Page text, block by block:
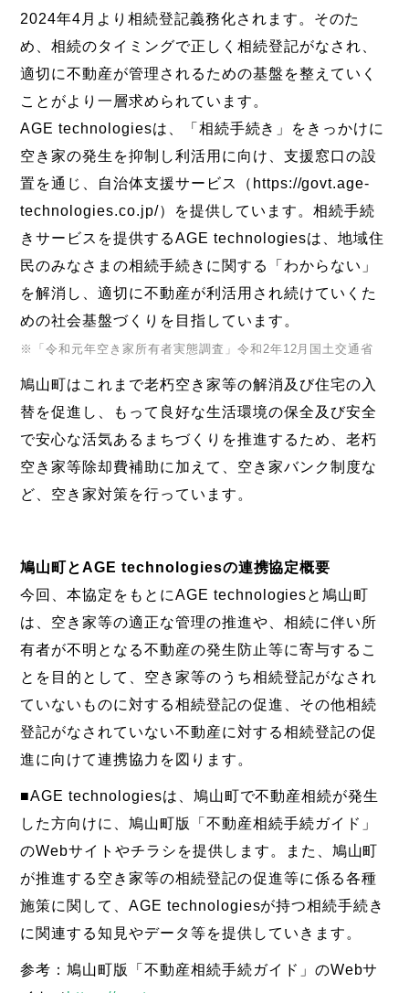
2024年4月より相続登記義務化されます。そのた
め、相続のタイミングで正しく相続登記がなされ、
適切に不動産が管理されるための基盤を整えていく
ことがより一層求められています。
AGE technologiesは、「相続手続き」をきっかけに
空き家の発生を抑制し利活用に向け、支援窓口の設
置を通じ、自治体支援サービス（https://govt.age-
technologies.co.jp/）を提供しています。相続手続
きサービスを提供するAGE technologiesは、地域住
民のみなさまの相続手続きに関する「わからない」
を解消し、適切に不動産が利活用され続けていくた
めの社会基盤づくりを目指しています。
※「令和元年空き家所有者実態調査」令和2年12月国土交通省
鳩山町はこれまで老朽空き家等の解消及び住宅の入
替を促進し、もって良好な生活環境の保全及び安全
で安心な活気あるまちづくりを推進するため、老朽
空き家等除却費補助に加えて、空き家バンク制度な
ど、空き家対策を行っています。
鳩山町とAGE technologiesの連携協定概要
今回、本協定をもとにAGE technologiesと鳩山町
は、空き家等の適正な管理の推進や、相続に伴い所
有者が不明となる不動産の発生防止等に寄与するこ
とを目的として、空き家等のうち相続登記がなされ
ていないものに対する相続登記の促進、その他相続
登記がなされていない不動産に対する相続登記の促
進に向けて連携協力を図ります。
■AGE technologiesは、鳩山町で不動産相続が発生
した方向けに、鳩山町版「不動産相続手続ガイド」
のWebサイトやチラシを提供します。また、鳩山町
が推進する空き家等の相続登記の促進等に係る各種
施策に関して、AGE technologiesが持つ相続手続き
に関連する知見やデータ等を提供していきます。
参考：鳩山町版「不動産相続手続ガイド」のWebサ